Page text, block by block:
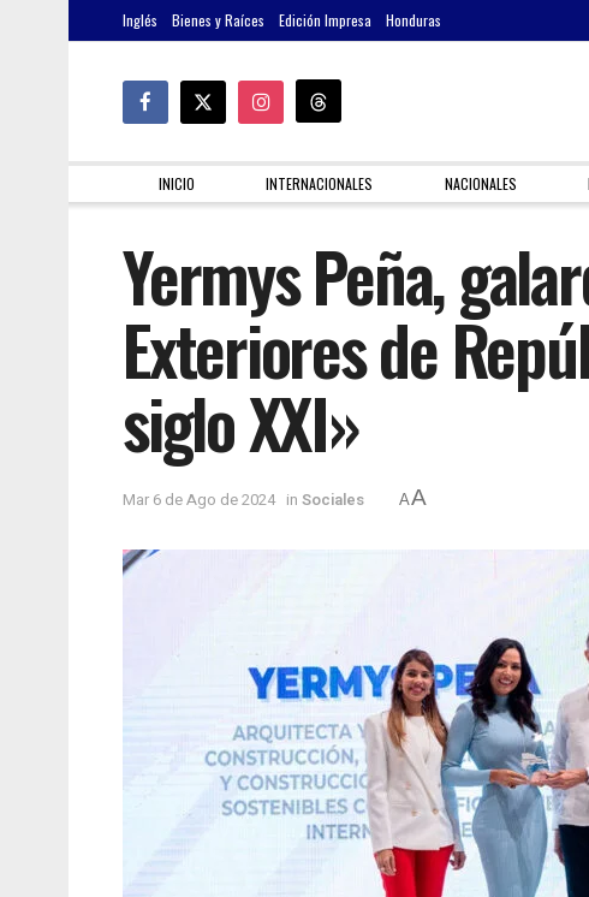
Inglés Bienes y Raíces Edición Impresa Honduras
INICIO INTERNACIONALES NACIONALES
Yermys Peña,
Exteriores de
siglo XXI»
Mar 6 de Ago de 2024 in Sociales AA